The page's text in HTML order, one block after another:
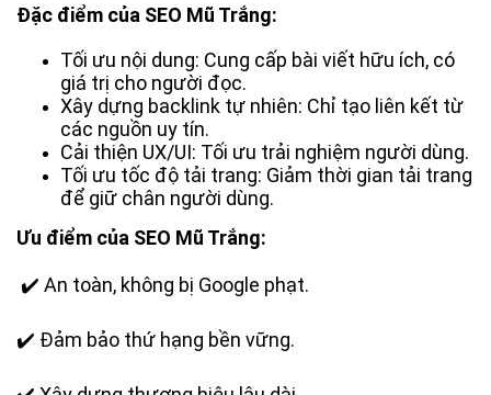
Đặc điểm của SEO Mũ Trắng:
Tối ưu nội dung: Cung cấp bài viết hữu ích, có
giá trị cho người đọc.
Xây dựng backlink tự nhiên: Chỉ tạo liên kết từ
các nguồn uy tín.
Cải thiện UX/UI: Tối ưu trải nghiệm người dùng.
Tối ưu tốc độ tải trang: Giảm thời gian tải trang
để giữ chân người dùng.
Ưu điểm của SEO Mũ Trắng:
✔️ An toàn, không bị Google phạt.
✔️ Đảm bảo thứ hạng bền vững.